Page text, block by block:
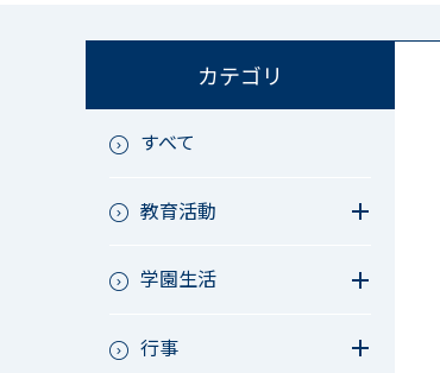
カテゴリ
すべて
教育活動
教育活動（高校）
教育活動（その他）
学園生活
今日の1枚～ｸﾗｽ&ｸﾗﾌﾞ編～
行事